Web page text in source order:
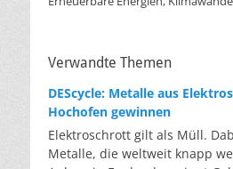
Verwandte Themen
DEScycle: Metalle aus
Hochofen gewinnen
Elektroschrott gilt als Müll.
Metalle, die weltweit knapp